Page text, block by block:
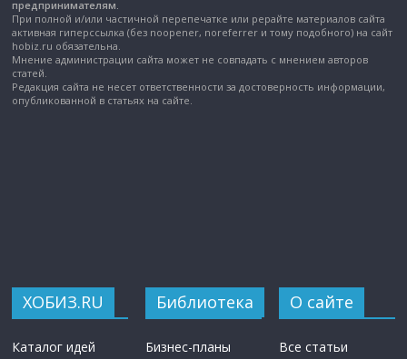
предпринимателям.
При полной и/или частичной перепечатке или рерайте материалов сайта
активная гиперссылка (без noopener, noreferrer и тому подобного) на сайт
hobiz.ru обязательна.
Мнение администрации сайта может не совпадать с мнением авторов
статей.
Редакция сайта не несет ответственности за достоверность информации,
опубликованной в статьях на сайте.
ХОБИЗ.RU
Каталог идей
Библиотека
Бизнес-планы
О сайте
Все статьи